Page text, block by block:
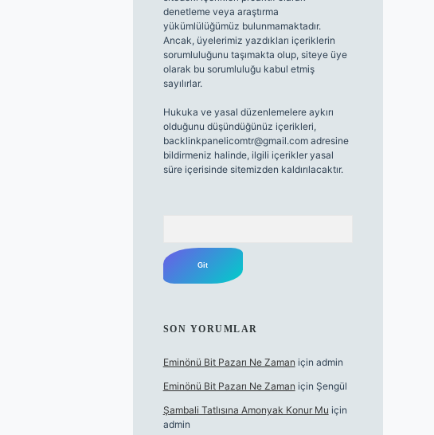
denetleme veya araştırma
yükümlülüğümüz bulunmamaktadır.
Ancak, üyelerimiz yazdıkları içeriklerin
sorumluluğunu taşımakta olup, siteye üye
olarak bu sorumluluğu kabul etmiş
sayılırlar.
Hukuka ve yasal düzenlemelere aykırı
olduğunu düşündüğünüz içerikleri,
backlinkpanelicomtr@gmail.comadresine
bildirmeniz halinde, ilgili içerikler yasal
süre içerisinde sitemizden kaldırılacaktır.
SON YORUMLAR
Eminönü Bit Pazarı Ne Zaman için admin
Eminönü Bit Pazarı Ne Zaman için Şengül
Şambali Tatlısına Amonyak Konur Mu için
admin